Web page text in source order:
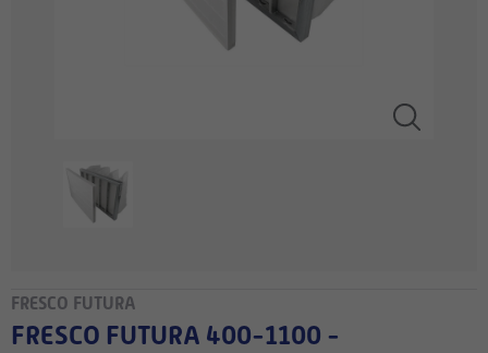
FRESCO FUTURA
FRESCO FUTURA 400-1100 -